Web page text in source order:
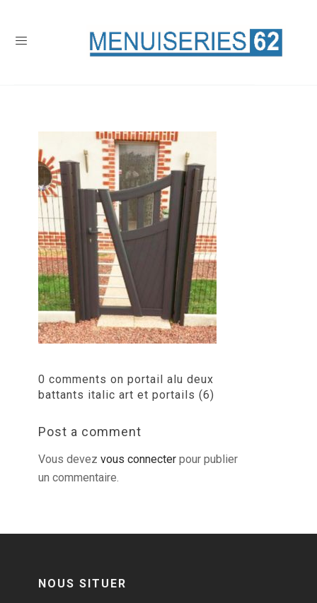
0 comments on portail alu deux
battants italic art et portails (6)
Post a comment
Vous devez vous connecter pour publier
un commentaire.
NOUS SITUER